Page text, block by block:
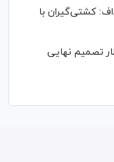
کشتی‌گیران با
تصمیم نهایی